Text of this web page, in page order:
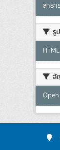
สาธา
รู
HTML
สั